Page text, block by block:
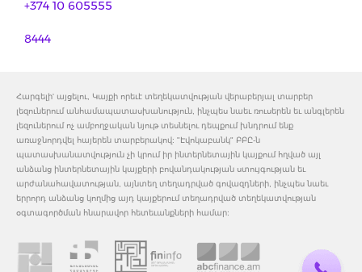
+374 10 605555
8444
Հարգելի' այցելու, Կայքի որեւէ տեղեկատվության վերաբերյալ տարբեր
լեզուներում անհամապատասխանություն, ինչպես նաեւ ռուսերեն եւ անգլերեն
լեզուներում ոչ ամբողջական նյութ տեսնելու դեպքում խնդրում ենք
առաջնորդվել հայերեն տարբերակով: "Էվոկաբանկ" ԲԲԸ-ն
պատասխանատվություն չի կրում իր ինտերնետային կայքում հղված այլ
անձանց ինտերնետային կայքերի բովանդակության ստույգության եւ
արժանահավատության, այնտեղ տեղադրված գովազդների, ինչպես նաեւ
երրորդ անձանց կողմից այդ կայքերում տեղադրված տեղեկատվության
օգտագործման հնարավոր հետեւանքների համար: